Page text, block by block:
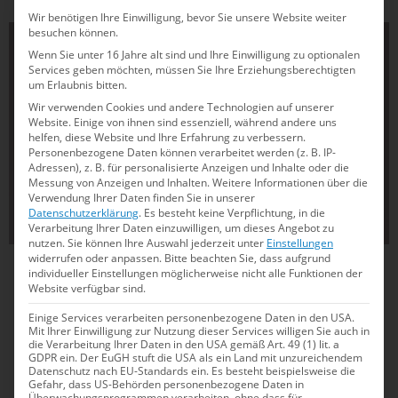
FREIWASSERSCHWIMMEN
15.02.2025 18:13
Weltcup-Auftakt in Ägypten: Isabel Gose
startet erstmals im Freiwasser
Der Freiwasser-Weltcup in Soma Bay hält eine spannende
Premiere bereit: Isabel Gose wagt sich erstmals aus dem
Wir benötigen Ihre Einwilligung, bevor Sie unsere Website weiter
besuchen können.
Wenn Sie unter 16 Jahre alt sind und Ihre Einwilligung zu optionalen
Services geben möchten, müssen Sie Ihre Erziehungsberechtigten
um Erlaubnis bitten.
Wir verwenden Cookies und andere Technologien auf unserer
Website. Einige von ihnen sind essenziell, während andere uns
helfen, diese Website und Ihre Erfahrung zu verbessern.
Personenbezogene Daten können verarbeitet werden (z. B. IP-
Adressen), z. B. für personalisierte Anzeigen und Inhalte oder die
Messung von Anzeigen und Inhalten.Weitere Informationen über die
Verwendung Ihrer Daten finden Sie in unserer
Datenschutzerklärung. Es besteht keine Verpflichtung, in die
Verarbeitung Ihrer Daten einzuwilligen, um dieses Angebot zu
nutzen.Sie können Ihre Auswahl jederzeit unter Einstellungen
widerrufen oder anpassen. Bitte beachten Sie, dass aufgrund
individueller Einstellungen möglicherweise nicht alle Funktionen der
Website verfügbar sind.
Einige Services verarbeiten personenbezogene Daten in den USA.
Mit Ihrer Einwilligung zur Nutzung dieser Services willigen Sie auch in
die Verarbeitung Ihrer Daten in den USA gemäß Art. 49 (1) lit. a
GDPR ein. Der EuGH stuft die USA als ein Land mit unzureichendem
Datenschutz nach EU-Standards ein. Es besteht beispielsweise die
Gefahr, dass US-Behörden personenbezogene Daten in